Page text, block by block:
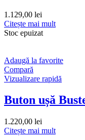
1.129,00 lei
Citește mai mult
Stoc epuizat
Adaugă la favorite
Compară
Vizualizare rapidă
Buton ușă
1.220,00 lei
Citește mai mult